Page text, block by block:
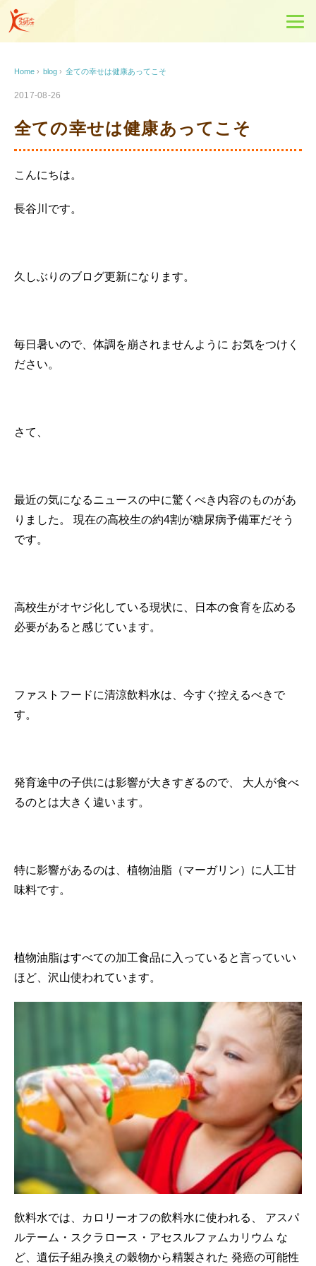
Home › blog › 全ての幸せは健康あってこそ
2017-08-26
全ての幸せは健康あってこそ
こんにちは。
長谷川です。
久しぶりのブログ更新になります。
毎日暑いので、体調を崩されませんように お気をつけく
ださい。
さて、
最近の気になるニュースの中に驚くべき内容のものがあ
りました。
現在の高校生の約4割が糖尿病予備軍だそう
です。
高校生がオヤジ化している現状に、日本の食育を広める
必要があると感じています。
ファストフードに清涼飲料水は、今すぐ控えるべきで
す。
発育途中の子供には影響が大きすぎるので、
大人が食べ
るのとは大きく違います。
特に影響があるのは、植物油脂（マーガリン）に人工甘
味料です。
植物油脂はすべての加工食品に入っていると言っていい
ほど、沢山使われています。
飲料水では、カロリーオフの飲料水に使われる、
アスパ
ルテーム・スクラロース・アセスルファムカリウム な
ど、遺伝子組み換えの穀物から精製された 発癌の可能性